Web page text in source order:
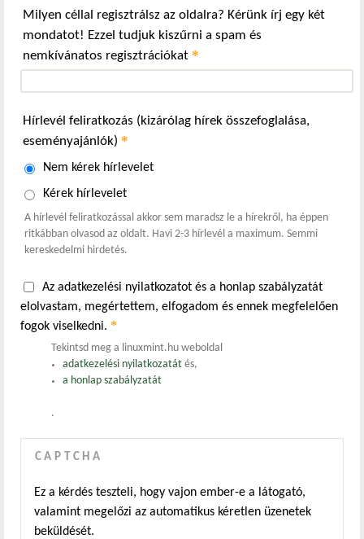
Milyen céllal regisztrálsz az oldalra? Kérünk írj egy két
mondatot! Ezzel tudjuk kiszűrni a spam és
nemkívánatos regisztrációkat *
Hírlevél feliratkozás (kizárólag hírek összefoglalása,
eseményajánlók) *
Nem kérek hírlevelet
Kérek hírlevelet
A hírlevél feliratkozással akkor sem maradsz le a hírekről, ha éppen
ritkábban olvasod az oldalt. Havi 2-3 hírlevél a maximum. Semmi
kereskedelmi hirdetés.
Az adatkezelési nyilatkozatot és a honlap szabályzatát
elolvastam, megértettem, elfogadom és ennek megfelelően
fogok viselkedni. *
Tekintsd meg a linuxmint.hu weboldal
adatkezelési nyilatkozatátés,
a honlap szabályzatát
.
CAPTCHA
Ez a kérdés teszteli, hogy vajon ember-e a látogató,
valamint megelőzi az automatikus kéretlen üzenetek
beküldését.